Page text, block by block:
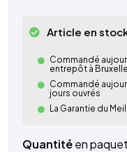
Article en
Commandé
entrepôt à
Commandé
jours ouvrés
La Garantie du
Quantitéen